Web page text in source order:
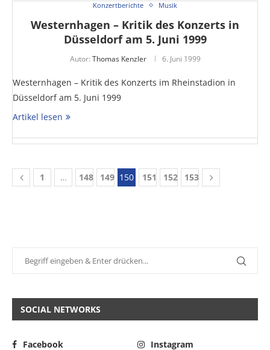
Konzertberichte Musik
Westernhagen – Kritik des Konzerts in
Düsseldorf am 5. Juni 1999
Autor: Thomas Kenzler 6. Juni 1999
Westernhagen – Kritik des Konzerts im Rheinstadion in
Düsseldorf am 5. Juni 1999
Artikel lesen
1 … 148 149 150 151 152 153
SOCIAL NETWORKS
Facebook
Instagram